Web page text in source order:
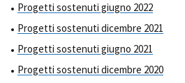
Progetti sostenuti giugno 2022
Progetti sostenuti dicembre 2021
Progetti sostenuti giugno 2021
Progetti sostenuti dicembre 2020